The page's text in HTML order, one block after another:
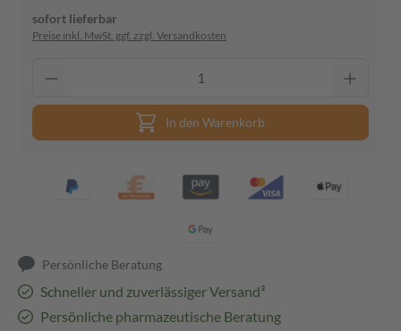
sofort lieferbar
Preise inkl. MwSt. ggf. zzgl. Versandkosten
In den Warenkorb
Persönliche Beratung
Schneller und zuverlässiger Versand³
Persönliche pharmazeutische Beratung